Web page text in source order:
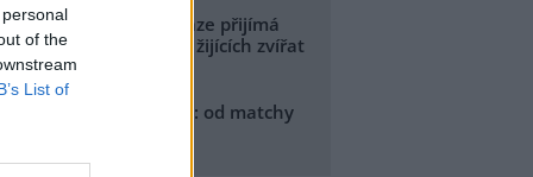
of the
List of
stanice v Praze přijímá
vedrům více volně žijících zvířat
17:40
rostliny v Evropě: od matchy